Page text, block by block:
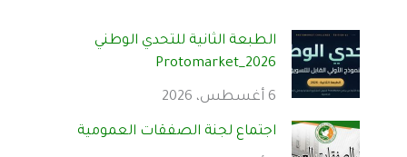
الطبعة الثانية للتحدي الوطني
Protomarket_2026
6 أغسطس، 2026
اجتماع لجنة الصفقات العمومية